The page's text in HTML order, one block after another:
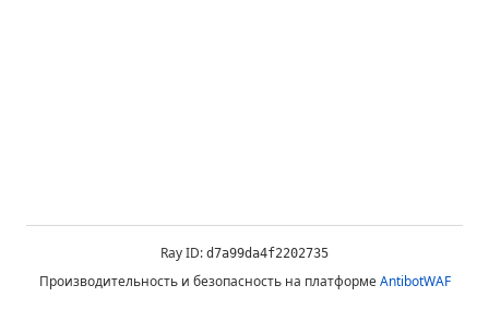
Ray ID: d7a99da4f2202735
Производительность и безопасность на платформеAntibotWAF